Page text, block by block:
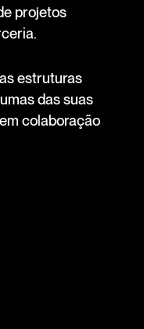
projetos
estruturas
das suas
colaboração